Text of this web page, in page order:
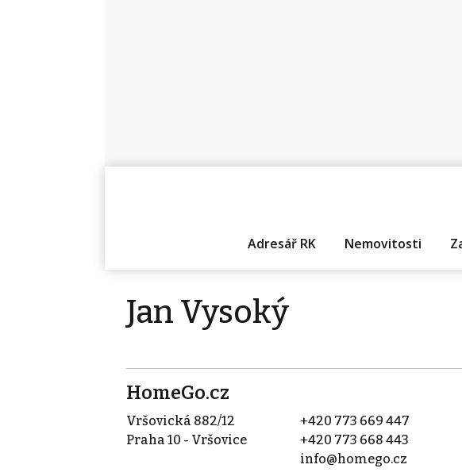
Adresář RK Nemovitosti
Jan Vysoký
HomeGo.cz
Vršovická 882/12
Praha 10 - Vršovice
+420 773 669 447
+420 773 668 443
info@homego.cz